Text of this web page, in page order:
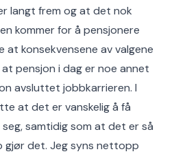
langt frem og at det nok
kommer for å pensjonere
at konsekvensene av valgene
pensjon i dag er noe annet
avsluttet jobbkarrieren. I
at det er vanskelig å få
samtidig som at det er så
det. Jeg syns nettopp